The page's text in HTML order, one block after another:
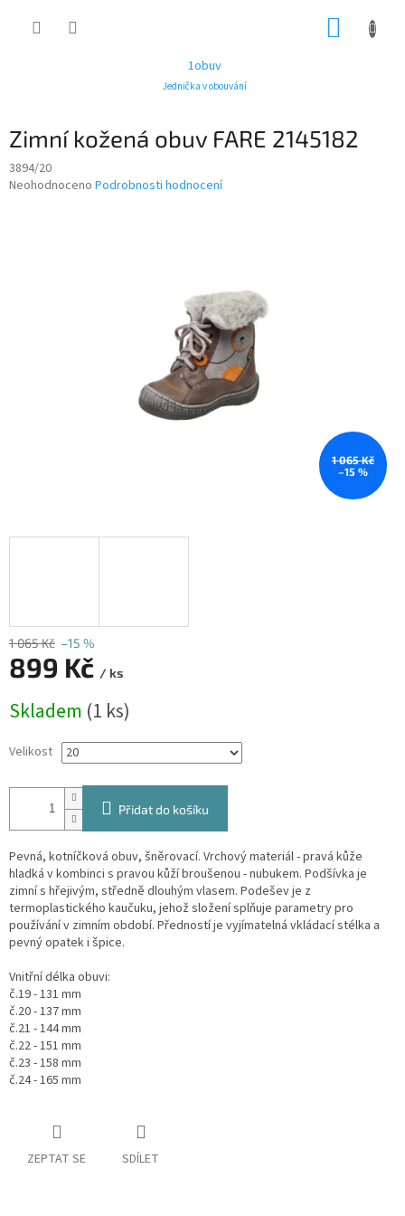
1obuv
Jednička v obouvání
Zimní kožená obuv FARE 2145182
3894/20
Průměrné
Neohodnoceno Podrobnosti hodnocení
1 065 Kč
–15 %
1 065 Kč –15 %
899 Kč / ks
cena:
Skladem (1 ks)
Velikost
Přidat do košíku
Pevná, kotníčková obuv, šněrovací. Vrchový materiál - pravá kůže
hladká v kombinci s pravou kůží broušenou - nubukem. Podšívka je
zimní s hřejivým, středně dlouhým vlasem. Podešev je z
termoplastického kaučuku, jehož složení splňuje parametry pro
používání v zimním období. Předností je vyjímatelná vkládací stélka a
pevný opatek i špice.
Vnitřní délka obuvi:
č.19 - 131 mm
č.20 - 137 mm
č.21 - 144 mm
č.22 - 151 mm
č.23 - 158 mm
č.24 - 165 mm
ZEPTAT SE SDÍLET